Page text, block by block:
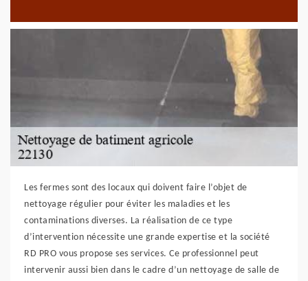
Les fermes sont des locaux qui doivent faire l’objet de
nettoyage régulier pour éviter les maladies et les
contaminations diverses. La réalisation de ce type
d’intervention nécessite une grande expertise et la société
RD PRO vous propose ses services. Ce professionnel peut
intervenir aussi bien dans le cadre d’un nettoyage de salle de